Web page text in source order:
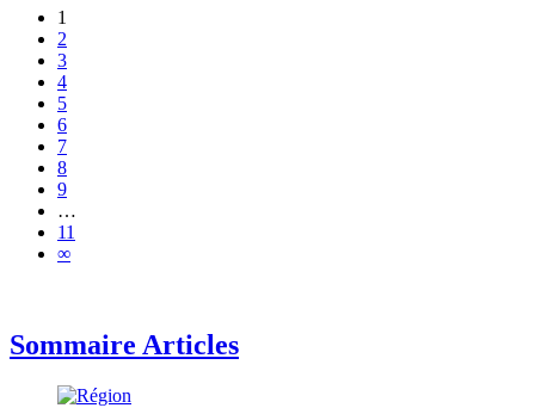
1
2
3
4
5
6
7
8
9
…
11
∞
Sommaire Articles